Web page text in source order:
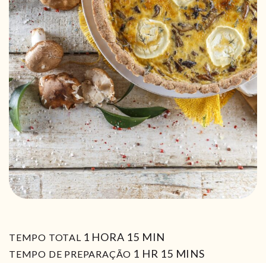
TEMPO TOTAL 1 HORA
HORA 15 MIN
MIN
TEMPO DE PREPARAÇÃO 1 HORA
HR 15MIN
MINS